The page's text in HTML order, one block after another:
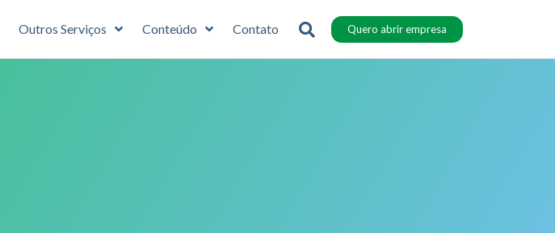
Outros Serviços Conteúdo Contato Quero abrir empresa